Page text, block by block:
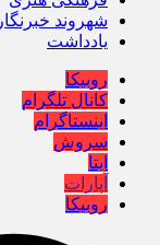
شهروند خبرنگار
یادداشت
روبیکا
کانال تلگرام
اینستاگرام
سروش
ایتا
آپارات
روبیکا